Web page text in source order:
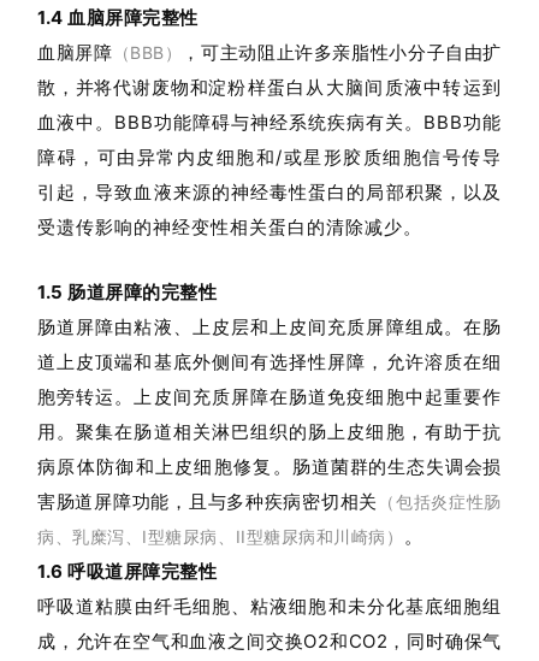
1.4 血脑屏障完整性
血脑屏障 （BBB） ，可主动阻止许多亲脂性小分子自由扩
散，并将代谢废物和淀粉样蛋白从大脑间质液中转运到
血液中。BBB功能障碍与神经系统疾病有关。BBB功能
障碍，可由异常内皮细胞和/或星形胶质细胞信号传导
引起，导致血液来源的神经毒性蛋白的局部积聚，以及
受遗传影响的神经变性相关蛋白的清除减少。
1.5 肠道屏障的完整性
肠道屏障由粘液、上皮层和上皮间充质屏障组成。在肠
道上皮顶端和基底外侧间有选择性屏障，允许溶质在细
胞旁转运。上皮间充质屏障在肠道免疫细胞中起重要作
用。聚集在肠道相关淋巴组织的肠上皮细胞，有助于抗
病原体防御和上皮细胞修复。 肠道菌群的生态失调会损
害肠道屏障功能，且与多种疾病密切相关
（包括炎症性肠
病、乳糜泻、I型糖尿病、II型糖尿病和川崎病 ）
。
1.6 呼吸道屏障完整性
呼吸道粘膜由纤毛细胞、粘液细胞和未分化基底细胞组
成 ，允许在空气和血液之间交换O2和CO2，同时确保气